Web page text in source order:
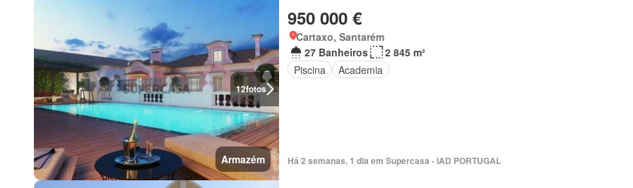
12fotos
Armazém
950 000 €
Cartaxo, Santarém
27 Banheiros
2 845 m²
Piscina
Academia
Há 2 semanas, 1 dia em Supercasa - IAD PORTUGAL